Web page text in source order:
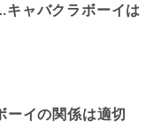
ャバクラボーイは
ーイの関係は適切